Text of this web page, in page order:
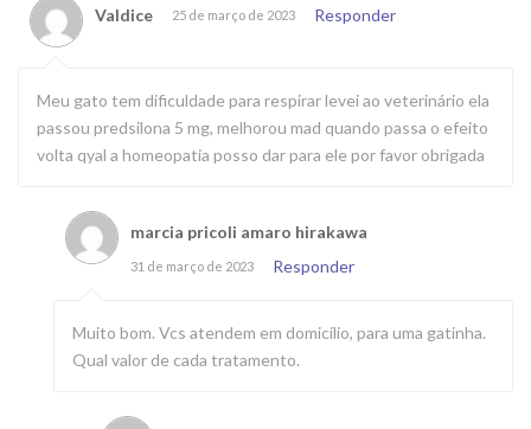
Valdice 25 de março de 2023 Responder
Meu gato tem dificuldade para respirar levei ao veterinário ela
passou predsilona 5 mg, melhorou mad quando passa o efeito
volta qyal a homeopatia posso dar para ele por favor obrigada
marcia pricoli amaro hirakawa
31 de março de 2023 Responder
Muito bom. Vcs atendem em domicílio, para uma gatinha.
Qual valor de cada tratamento.